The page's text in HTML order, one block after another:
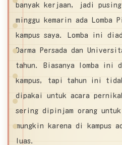
banyak kerjaan, jadi
minggu kemarin ada Lomba
kampus saya. Lomba ini
Darma Persada dan
tahun. Biasanya lomba ini
kampus, tapi tahun ini
dipakai untuk acara
sering dipinjam orang untuk
mungkin karena di kampus
luas.